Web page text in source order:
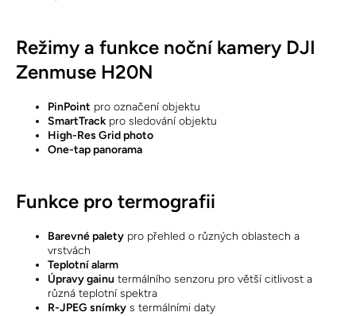
Režimy a funkce noční kamery DJI
Zenmuse H20N
PinPoint pro označení objektu
SmartTrack pro sledování objektu
High-Res Grid photo
One-tap panorama
Funkce pro termografii
Barevné palety pro přehled o různých oblastech a
vrstvách
Teplotní alarm
Úpravy gainu termálního senzoru pro větší citlivost a
různá teplotní spektra
R-JPEG snímky s termálními daty